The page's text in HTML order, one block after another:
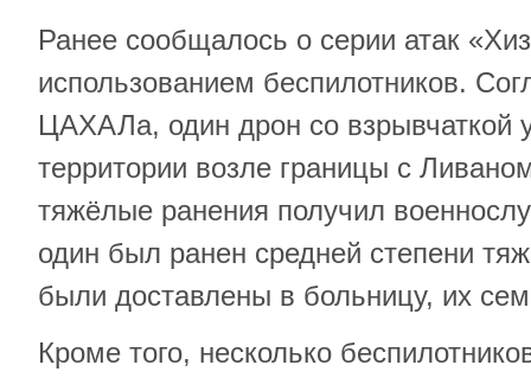
Ранее сообщалось о серии атак
использованием беспилотников.
ЦАХАЛа, один дрон со взрывчаткой
территории возле границы с
тяжёлые ранения получил
один был ранен средней степени
были доставлены в больницу, их
Кроме того, несколько